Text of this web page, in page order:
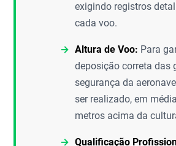
exigindo registros
cada voo.
Altura de Voo: Para
deposição correta das
segurança da
ser realizado, em
metros acima da
Qualificação